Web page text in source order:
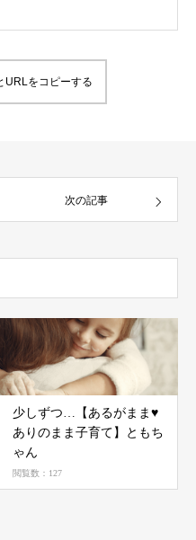
URLをコピーする
次の記事
少しずつ…【あるがまま♥️
ありのまま子育て】ともち
ゃん
閲覧数：127